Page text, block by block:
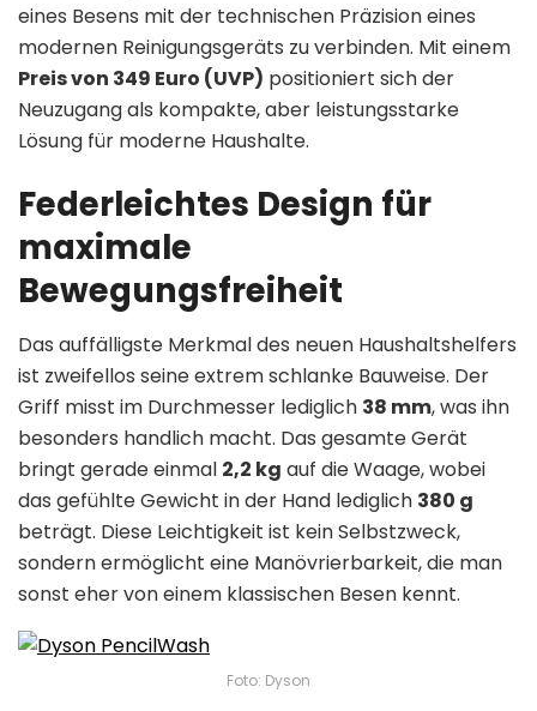
eines Besens mit der technischen Präzision eines
modernen Reinigungsgeräts zu verbinden. Mit einem
Preis von 349 Euro (UVP) positioniert sich der
Neuzugang als kompakte, aber leistungsstarke
Lösung für moderne Haushalte.
Federleichtes Design für
maximale
Bewegungsfreiheit
Das auffälligste Merkmal des neuen Haushaltshelfers
ist zweifellos seine extrem schlanke Bauweise. Der
Griff misst im Durchmesser lediglich 38 mm, was ihn
besonders handlich macht. Das gesamte Gerät
bringt gerade einmal 2,2 kg auf die Waage, wobei
das gefühlte Gewicht in der Hand lediglich 380 g
beträgt. Diese Leichtigkeit ist kein Selbstzweck,
sondern ermöglicht eine Manövrierbarkeit, die man
sonst eher von einem klassischen Besen kennt.
Foto: Dyson